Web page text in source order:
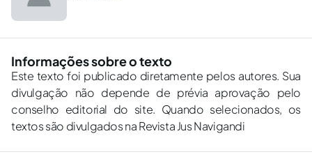
Informações sobre o texto
Este texto foi publicado diretamente pelos autores. Sua
divulgação não depende de prévia aprovação pelo
conselho editorial do site. Quando selecionados, os
textos são divulgados na Revista Jus Navigandi